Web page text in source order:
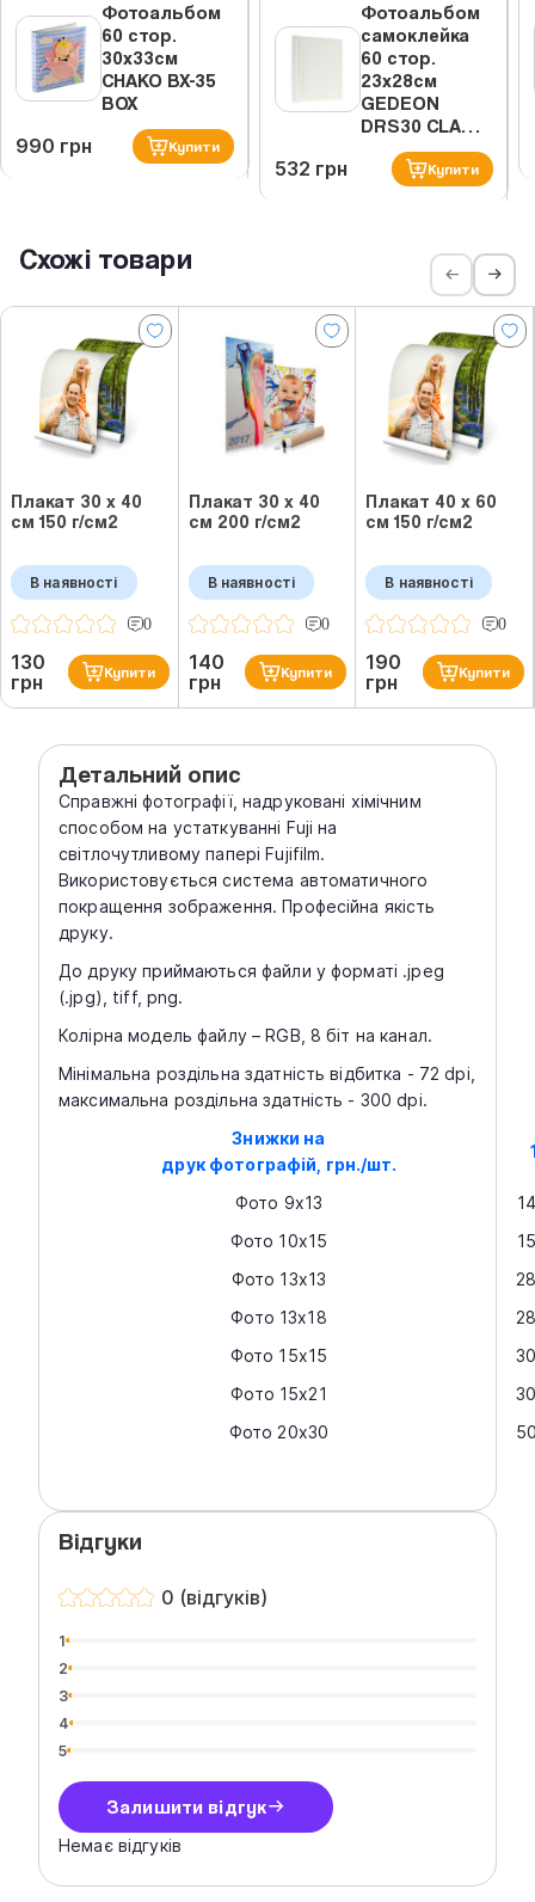
Фотоальбом
60 стор.
30х33см
CHAKO BX-35
BOX
990 грн Купити
Фотоальбом
самоклейка
60 стор.
23x28см
GEDEON
DRS30 CLA…
532 грн Купити
Схожі товари
Плакат 30 х 40
см 150 г/см2
В наявності
0
130
грн
Купити
Плакат 30 х 40
см 200 г/см2
В наявності
0
140
грн
Купити
Плакат 40 х 60
см 150 г/см2
В наявності
0
190
грн
Купити
Детальний опис
Справжні фотографії, надруковані хімічним
способом на устаткуванні Fuji на
світлочутливому папері Fujifilm.
Використовується система автоматичного
покращення зображення. Професійна якість
друку.
До друку приймаються файли у форматі .jpeg
(.jpg), tiff, png.
Колірна модель файлу – RGB, 8 біт на канал.
Мінімальна роздільна здатність відбитка - 72 dpi,
максимальна роздільна здатність - 300 dpi.
Знижки на
друк фотографій, грн./шт.
Фото 9х13
Фото 10х15
Фото 13х13
Фото 13х18
Фото 15х15
Фото 15х21
Фото 20х30
Відгуки
0 (відгуків)
1
2
3
4
5
Залишити відгук
Немає відгуків